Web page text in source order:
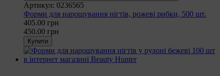
Артикул: 0236565
Форми для нарощування нігтів, рожеві рибки, 500 шт.
405.00 грн
450.00 грн
Купити